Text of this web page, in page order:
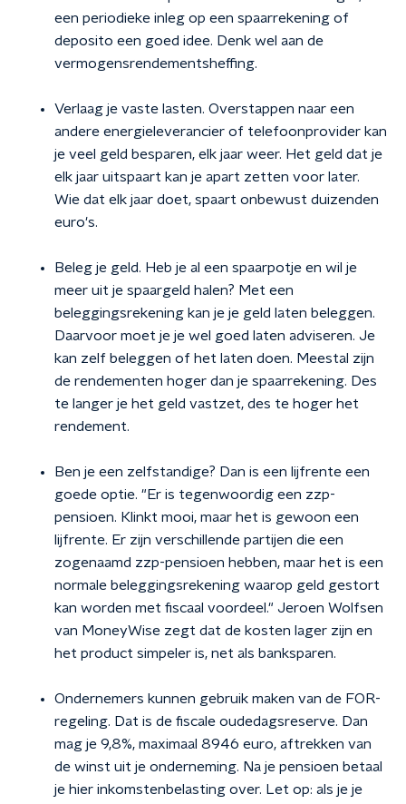
een periodieke inleg op een spaarrekening of
deposito een goed idee. Denk wel aan de
vermogensrendementsheffing.
Verlaag je vaste lasten. Overstappen naar een
andere energieleverancier of telefoonprovider kan
je veel geld besparen, elk jaar weer. Het geld dat je
elk jaar uitspaart kan je apart zetten voor later.
Wie dat elk jaar doet, spaart onbewust duizenden
euro's.
Beleg je geld. Heb je al een spaarpotje en wil je
meer uit je spaargeld halen? Met een
beleggingsrekening kan je je geld laten beleggen.
Daarvoor moet je je wel goed laten adviseren. Je
kan zelf beleggen of het laten doen. Meestal zijn
de rendementen hoger dan je spaarrekening. Des
te langer je het geld vastzet, des te hoger het
rendement.
Ben je een zelfstandige? Dan is een lijfrente een
goede optie. "Er is tegenwoordig een zzp-
pensioen. Klinkt mooi, maar het is gewoon een
lijfrente. Er zijn verschillende partijen die een
zogenaamd zzp-pensioen hebben, maar het is een
normale beleggingsrekening waarop geld gestort
kan worden met fiscaal voordeel." Jeroen Wolfsen
van MoneyWise zegt dat de kosten lager zijn en
het product simpeler is, net als banksparen.
Ondernemers kunnen gebruik maken van de FOR-
regeling. Dat is de fiscale oudedagsreserve. Dan
mag je 9,8%, maximaal 8946 euro, aftrekken van
de winst uit je onderneming. Na je pensioen betaal
je hier inkomstenbelasting over. Let op: als je je